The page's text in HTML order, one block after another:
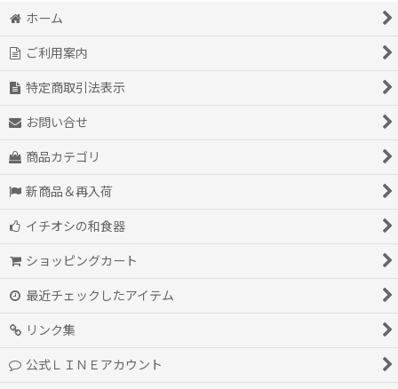
ホーム
ご利用案内
特定商取引法表示
お問い合せ
商品カテゴリ
新商品＆再入荷
イチオシの和食器
ショッピングカート
最近チェックしたアイテム
リンク集
公式ＬＩＮＥアカウント